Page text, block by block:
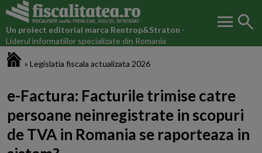
Un proiect editorial marca Rentrop&Straton -
Liderul informatiilor specializate din Romania
menu search
» Legislatia fiscala actualizata 2026
e-Factura: Facturile trimise catre
persoane neinregistrate in scopuri
de TVA in Romania se raporteaza in